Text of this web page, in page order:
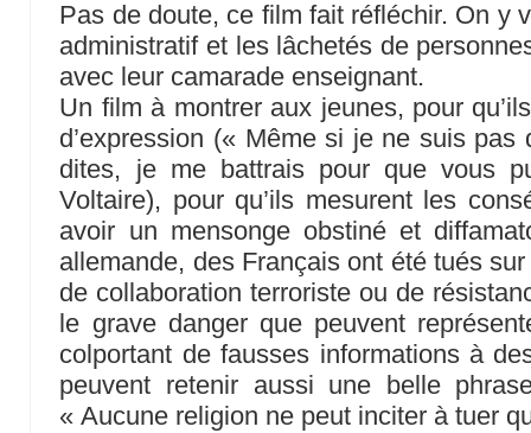
Pas de doute, ce film fait réfléchir. On y
administratif et les lâchetés de
avec leur camarade enseignant.
Un film à montrer aux jeunes, pour
d’expression (« Même si je ne suis pas
dites, je me battrais pour que vous
Voltaire), pour qu’ils mesurent les
avoir un mensonge obstiné et
allemande, des Français ont été tués
de collaboration terroriste ou de
le grave danger que peuvent
colportant de fausses informations à
peuvent retenir aussi une belle
« Aucune religion ne peut inciter à tuer